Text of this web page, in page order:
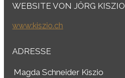
WEBSITE VON JÖRG KISZIO
www:kiszio.ch
ADRESSE
Magda Schneider Kiszio